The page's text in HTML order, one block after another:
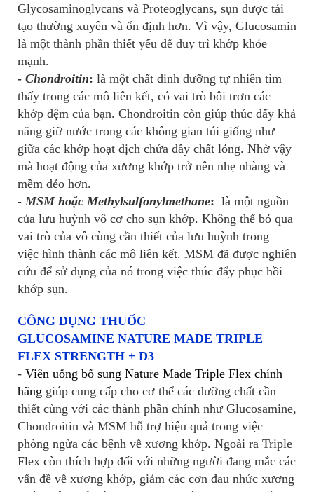
Glycosaminoglycans và Proteoglycans, sụn được tái
tạo thường xuyên và ổn định hơn. Vì vậy, Glucosamin
là một thành phần thiết yếu để duy trì khớp khỏe
mạnh.
- Chondroitin: là một chất dinh dưỡng tự nhiên tìm
thấy trong các mô liên kết, có vai trò bôi trơn các
khớp đệm của bạn. Chondroitin còn giúp thúc đẩy khả
năng giữ nước trong các không gian túi giống như
giữa các khớp hoạt dịch chứa đầy chất lỏng. Nhờ vậy
mà hoạt động của xương khớp trở nên nhẹ nhàng và
mềm dẻo hơn.
- MSM hoặc Methylsulfonylmethane: là một nguồn
của lưu huỳnh vô cơ cho sụn khớp. Không thể bỏ qua
vai trò của vô cùng cần thiết của lưu huỳnh trong
việc hình thành các mô liên kết. MSM đã được nghiên
cứu để sử dụng của nó trong việc thúc đẩy phục hồi
khớp sụn.
CÔNG DỤNG THUỐC
GLUCOSAMINE NATURE MADE TRIPLE
FLEX STRENGTH + D3
- Viên uống bổ sung Nature Made Triple Flex chính
hãng giúp cung cấp cho cơ thể các dưỡng chất cần
thiết cùng với các thành phần chính như Glucosamine,
Chondroitin và MSM hỗ trợ hiệu quả trong việc
phòng ngừa các bệnh về xương khớp. Ngoài ra Triple
Flex còn thích hợp đối với những người đang mắc các
vấn đề về xương khớp, giảm các cơn đau nhức xương